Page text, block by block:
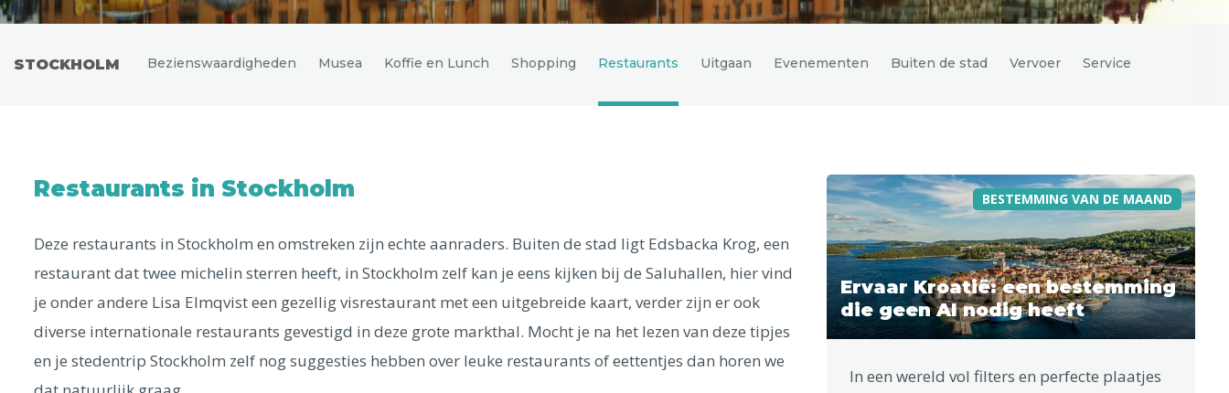
STOCKHOLM Bezienswaardigheden Musea Koffie en Lunch Shopping Restaurants Uitgaan Evenementen Buiten de stad Vervoer Service
Restaurants in Stockholm
Deze restaurants in Stockholm en omstreken zijn echte aanraders. Buiten de stad ligt Edsbacka Krog, een
restaurant dat twee michelin sterren heeft, in Stockholm zelf kan je eens kijken bij de Saluhallen, hier vind
je onder andere Lisa Elmqvist een gezellig visrestaurant met een uitgebreide kaart, verder zijn er ook
diverse internationale restaurants gevestigd in deze grote markthal. Mocht je na het lezen van deze tipjes
en je stedentrip Stockholm zelf nog suggesties hebben over leuke restaurants of eettentjes dan horen we
BESTEMMING VAN DE MAAND
Ervaar Kroatië: een bestemming
die geen AI nodig heeft
In een wereld vol filters en perfecte plaatjes